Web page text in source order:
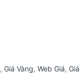
, Giá Vàng, Web Giá, Giá